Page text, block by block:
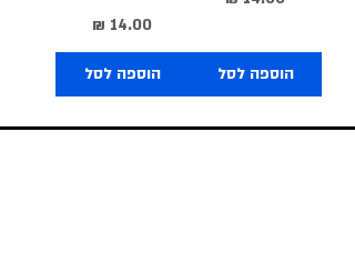
הוספה לסל
מחיר
הוספה לסל